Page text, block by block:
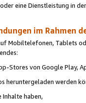
eine Dienstleistung in
im Rahmen
Mobiltelefonen, Tablets
Stores von Google Play,
heruntergeladen werden
Inhalte haben,